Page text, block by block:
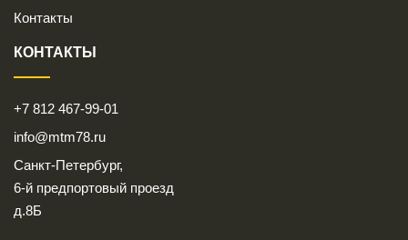
Контакты
КОНТАКТЫ
+7 812 467-99-01
info@mtm78.ru
Санкт-Петербург,
6-й предпортовый проезд
д.8Б